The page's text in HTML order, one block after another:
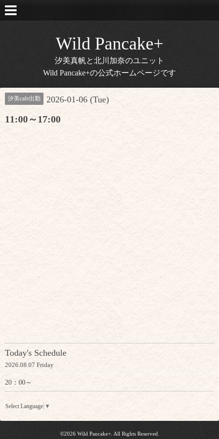
Wild Pancake+
汐美真帆と北川加奈のユニット
Wild Pancake+の公式ホームページです
汐美cafe出勤 2026-01-06 (Tue)
11:00～17:00
Today's Schedule
2026.08.07 Friday
20：00～
Select Language ▼
©2026 Wild Pancake+. All Rights Reserved.